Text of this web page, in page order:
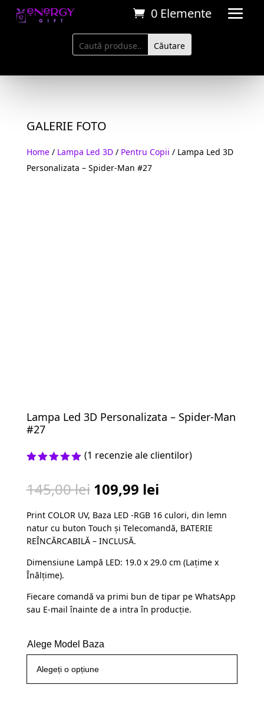
0 Elemente
GALERIE FOTO
Home/ Lampa Led 3D/ Pentru Copii / Lampa Led 3D
Personalizata – Spider-Man #27
Lampa Led 3D Personalizata – Spider-Man
#27
pe baza
unei
evaluări
(1 recenzie ale clientilor)
145,00lei Prețul
a
fost:
109,99 leiPrețul
este:
109,99 lei.
Print COLOR UV, Baza LED -RGB 16 culori, din lemn
natur cu buton Touch și Telecomandă, BATERIE
REÎNCĂRCABILĂ – INCLUSĂ.
Dimensiune Lampă LED: 19.0 x 29.0 cm (Lațime x
Înălțime).
Fiecare comandă va primi bun de tipar pe WhatsApp
sau E-mail înainte de a intra în producție.
Alege Model Baza